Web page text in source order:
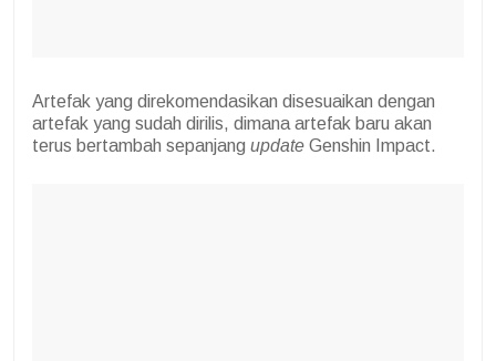
Artefak yang direkomendasikan disesuaikan dengan
artefak yang sudah dirilis, dimana artefak baru akan
terus bertambah sepanjang update Genshin Impact.